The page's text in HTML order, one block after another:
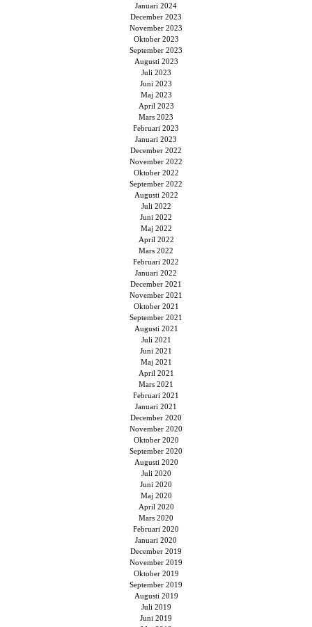
Januari 2024
December 2023
November 2023
Oktober 2023
September 2023
Augusti 2023
Juli 2023
Juni 2023
Maj 2023
April 2023
Mars 2023
Februari 2023
Januari 2023
December 2022
November 2022
Oktober 2022
September 2022
Augusti 2022
Juli 2022
Juni 2022
Maj 2022
April 2022
Mars 2022
Februari 2022
Januari 2022
December 2021
November 2021
Oktober 2021
September 2021
Augusti 2021
Juli 2021
Juni 2021
Maj 2021
April 2021
Mars 2021
Februari 2021
Januari 2021
December 2020
November 2020
Oktober 2020
September 2020
Augusti 2020
Juli 2020
Juni 2020
Maj 2020
April 2020
Mars 2020
Februari 2020
Januari 2020
December 2019
November 2019
Oktober 2019
September 2019
Augusti 2019
Juli 2019
Juni 2019